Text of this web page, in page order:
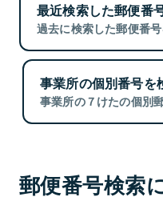
最近検索した郵便番
過去に検索した郵便番号
事業所の個別番号を
事業所の７けたの個別
郵便番号検索